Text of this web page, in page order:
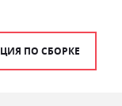
мінімалізм, модерн
ПО СБОРКЕ